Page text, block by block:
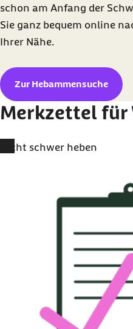
schon am Anfang der
Sie ganz bequem online
Ihrer Nähe.
Zur Hebammensuche
Merkzettel für
Nicht schwer heben